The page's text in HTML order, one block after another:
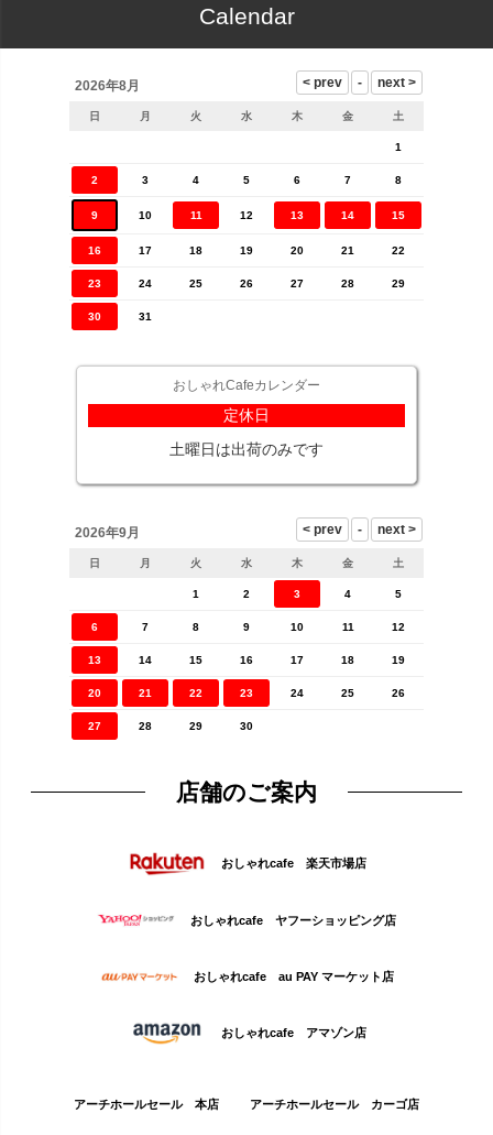
Calendar
2026年8月
日 月 火 水 木 金 土
1
2 3 4 5 6 7 8
9 10 11 12 13 14 15
16 17 18 19 20 21 22
23 24 25 26 27 28 29
30 31
おしゃれCafeカレンダー
定休日
土曜日は出荷のみです
2026年9月
日 月 火 水 木 金 土
1 2 3 4 5
6 7 8 9 10 11 12
13 14 15 16 17 18 19
20 21 22 23 24 25 26
27 28 29 30
店舗のご案内
おしゃれcafe 楽天市場店
おしゃれcafe ヤフーショッピング店
おしゃれcafe au PAY マーケット店
おしゃれcafe アマゾン店
アーチホールセール 本店 アーチホールセール カーゴ店